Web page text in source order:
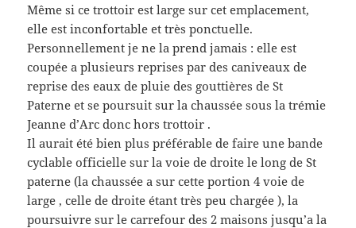
Même si ce trottoir est large sur cet emplacement,
elle est inconfortable et très ponctuelle.
Personnellement je ne la prend jamais : elle est
coupée a plusieurs reprises par des caniveaux de
reprise des eaux de pluie des gouttières de St
Paterne et se poursuit sur la chaussée sous la trémie
Jeanne d’Arc donc hors trottoir .
Il aurait été bien plus préférable de faire une bande
cyclable officielle sur la voie de droite le long de St
paterne (la chaussée a sur cette portion 4 voie de
large , celle de droite étant très peu chargée ), la
poursuivre sur le carrefour des 2 maisons jusqu’a la